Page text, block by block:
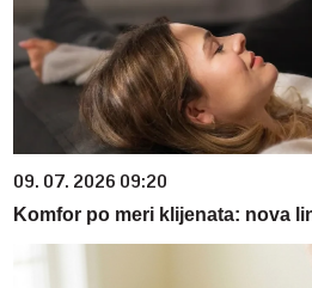
09. 07. 2026 09:20
Komfor po meri klijenata: nova